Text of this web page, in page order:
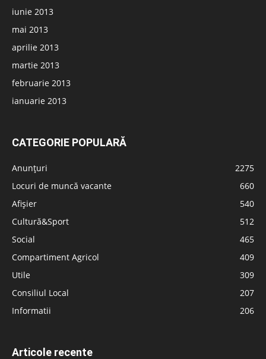
iunie 2013
mai 2013
aprilie 2013
martie 2013
februarie 2013
ianuarie 2013
CATEGORIE POPULARĂ
Anunțuri
2275
Locuri de muncă vacante
660
Afișier
540
Cultură&Sport
512
Social
465
Compartiment Agricol
409
Utile
309
Consiliul Local
207
Informatii
206
Articole recente